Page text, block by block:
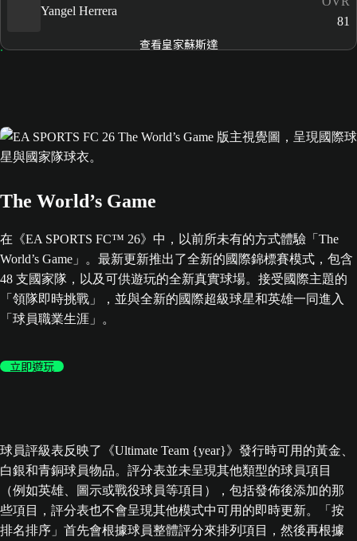
Yangel Herrera
81
查看皇家蘇斯達
The World’s Game
在《EA SPORTS FC™ 26》中，以前所未有的方式體驗「The
World’s Game」。最新更新推出了全新的國際錦標賽模式，包含
48 支國家隊，以及可供遊玩的全新真實球場。接受國際主題的
「領隊即時挑戰」，並與全新的國際超級球星和英雄一同進入
「球員職業生涯」。
立即遊玩
球員評級表反映了《Ultimate Team {year}》發行時可用的黃金、
白銀和青銅球員物品。評分表並未呈現其他類型的球員項目
（例如英雄、圖示或戰役球員等項目），包括發佈後添加的那
些項目，評分表也不會呈現其他模式中可用的即時更新。「按
排名排序」首先會根據球員整體評分來排列項目，然後再根據